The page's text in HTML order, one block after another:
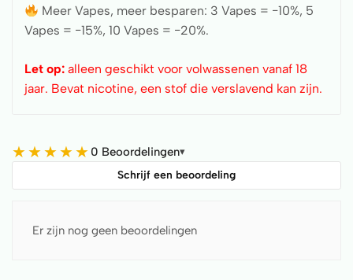
Meer Vapes, meer besparen: 3 Vapes = −10%, 5
Vapes = −15%, 10 Vapes = −20%.
Let op: alleen geschikt voor volwassenen vanaf 18
jaar. Bevat nicotine, een stof die verslavend kan zijn.
★★★★★ 0 Beoordelingen▾
Schrijf een beoordeling
Er zijn nog geen beoordelingen